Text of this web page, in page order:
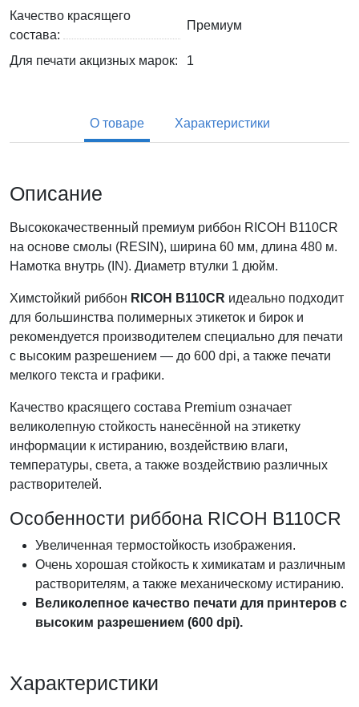
Качество красящего
состава:
Премиум
Для печати акцизных марок: 1
О товаре Характеристики
Описание
Высококачественный премиум риббон RICOH B110CR
на основе смолы (RESIN), ширина 60 мм, длина 480 м.
Намотка внутрь (IN). Диаметр втулки 1 дюйм.
Химстойкий риббон RICOH B110CR идеально подходит
для большинства полимерных этикеток и бирок и
рекомендуется производителем специально для печати
с высоким разрешением — до 600 dpi, а также печати
мелкого текста и графики.
Качество красящего состава Premium означает
великолепную стойкость нанесённой на этикетку
информации к истиранию, воздействию влаги,
температуры, света, а также воздействию различных
растворителей.
Особенности риббона RICOH B110CR
Увеличенная термостойкость изображения.
Очень хорошая стойкость к химикатам и различным
растворителям, а также механическому истиранию.
Великолепное качество печати для принтеров с
высоким разрешением (600 dpi).
Характеристики